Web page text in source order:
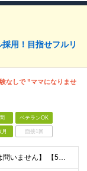
用！目指せフルリ
なしで ”ママになりませ
ベテランOK
月 面接1回
【未経験歓迎！学歴・経験は問いません】 【5名以上の積極採用を予定！】 事業拡大中につき、 これからイラストレーターを目指したい方を積極採用中です！ 「イラストを仕事にしてみたい」 「好きなことを